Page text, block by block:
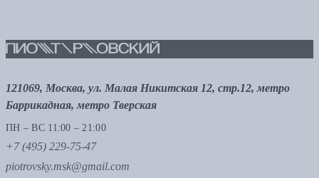
121069, Москва, ул. Малая Никитская 12, стр.12, метро
Баррикадная, метро Тверская
ПН – ВС 11:00 – 21:00
+7 (495) 229-75-47
piotrovsky.msk@gmail.com